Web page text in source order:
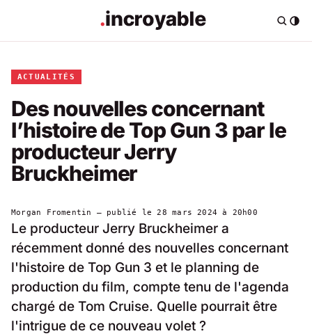
ACTUALITÉS
Des nouvelles concernant
l’histoire de Top Gun 3 par le
producteur Jerry
Bruckheimer
Morgan Fromentin — publié le28 mars 2024 à 20h00
Le producteur Jerry Bruckheimer a
récemment donné des nouvelles concernant
l'histoire de Top Gun 3 et le planning de
production du film, compte tenu de l'agenda
chargé de Tom Cruise. Quelle pourrait être
l'intrigue de ce nouveau volet ?